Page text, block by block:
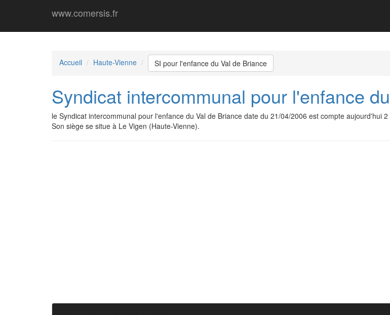
www.comersis.fr
Accueil Haute-Vienne SI pour l'enfance du Val de Briance
Syndicat intercommunal pour l'enfance
le Syndicat intercommunal pour l'enfance du Val de Briance date du 21/04/2006 est compte aujourd'hui
Son siège se situe à Le Vigen (Haute-Vienne).